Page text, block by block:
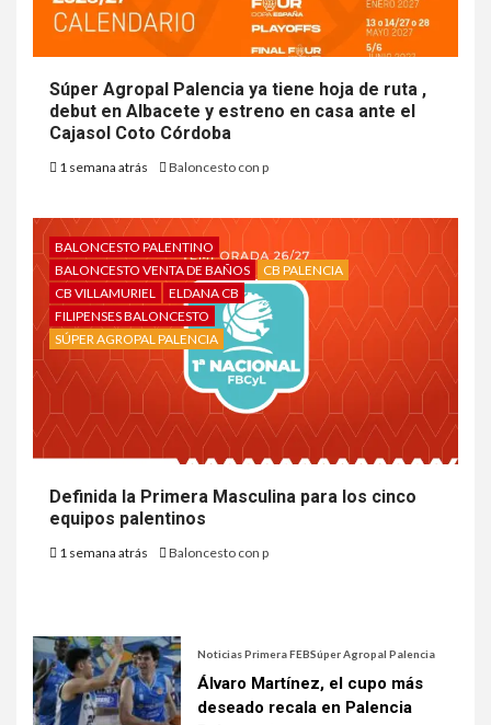
Súper Agropal Palencia ya tiene hoja de ruta ,
debut en Albacete y estreno en casa ante el
Cajasol Coto Córdoba
1 semana atrás Baloncesto con p
BALONCESTO PALENTINO
BALONCESTO VENTA DE BAÑOS
CB PALENCIA
CB VILLAMURIEL
ELDANA CB
FILIPENSES BALONCESTO
SÚPER AGROPAL PALENCIA
Definida la Primera Masculina para los cinco
equipos palentinos
1 semana atrás Baloncesto con p
Noticias Primera FEBSúper Agropal Palencia
Álvaro Martínez, el cupo más
deseado recala en Palencia